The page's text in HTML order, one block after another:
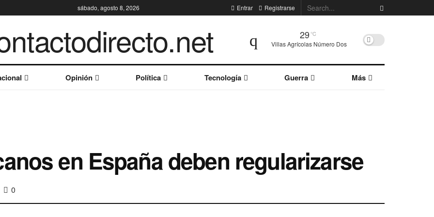
sábado, agosto 8, 2026 Entrar Registrarse
29 °C
Villas Agrícolas Número Dos
Opinión Política Tecnología Guerra Más
en España deben regularizarse
0